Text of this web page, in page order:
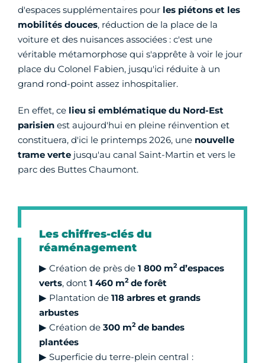
d'espaces supplémentaires pour les piétons et les
mobilités douces, réduction de la place de la
voiture et des nuisances associées : c'est une
véritable métamorphose qui s'apprête à voir le jour
place du Colonel Fabien, jusqu'ici réduite à un
grand rond-point assez inhospitalier.
En effet, ce lieu si emblématique du Nord-Est
parisien est aujourd'hui en pleine réinvention et
constituera, d'ici le printemps 2026, une nouvelle
trame verte jusqu'au canal Saint-Martin et vers le
parc des Buttes Chaumont.
Les chiffres-clés du
réaménagement
▶ Création de près de 1 800 m2d’espaces
verts, dont 1 460 m2de forêt
▶ Plantation de 118 arbres et grands
arbustes
▶ Création de 300 m2de bandes
plantées
▶ Superficie du terre-plein central :